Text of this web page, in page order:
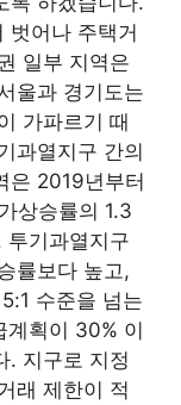
벗어나 주택거
일부 지역은
울과 경기도는
가파르기 때
과열지구 간의
은 2019년부터
상승률의 1.3
투기과열지구
률보다 높고,
수준을 넘는
계획이 30% 이
. 지구로 지정
래 제한이 적